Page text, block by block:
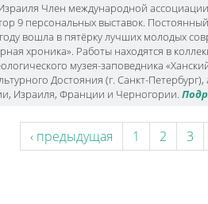
Член международной ассоциации
9 персональных выставок.
вошла в пятёрку лучших молодых
хроника». Работы находятся в
музея-заповедника
Достояния (г. Санкт-Петербург),
Израиля, Франции и Черногории.
‹ предыдущая 1 2 3